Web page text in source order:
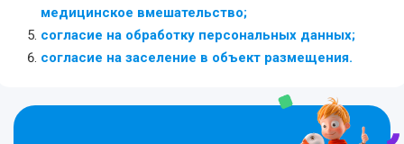
медицинское вмешательство;
согласие на обработку персональных данных;
согласие на заселение в объект размещения.